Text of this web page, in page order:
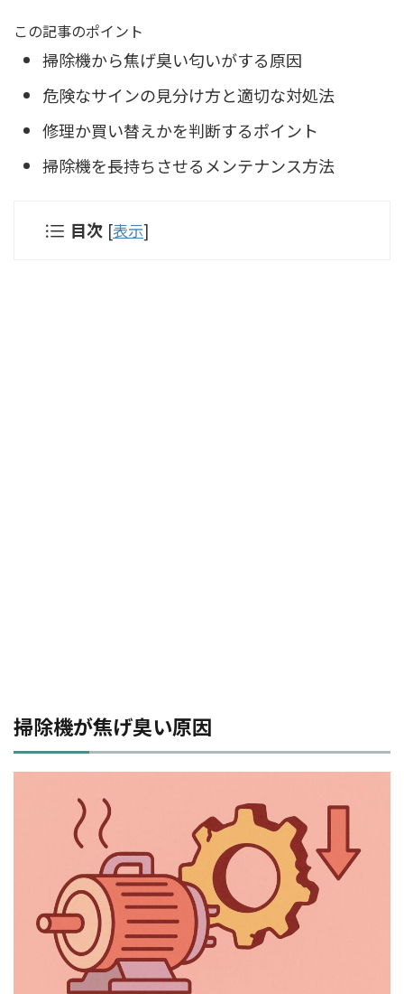
この記事のポイント
掃除機から焦げ臭い匂いがする原因
危険なサインの見分け方と適切な対処法
修理か買い替えかを判断するポイント
掃除機を長持ちさせるメンテナンス方法
目次 [表示]
掃除機が焦げ臭い原因